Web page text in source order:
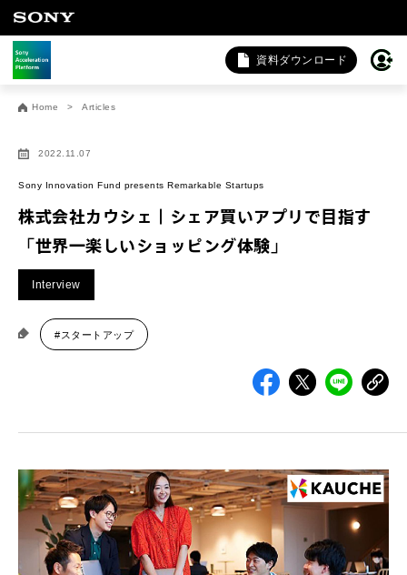
資料ダウンロード
Home Articles
2022.11.07
Sony Innovation Fund presents Remarkable Startups
株式会社カウシェ｜シェア買いアプリで目指す
「世界一楽しいショッピング体験」
Interview
#スタートアップ
お問い合わせ
法人向けサービスに関するご相談・お問い合わせは以下のボタ
法人お問い合わせ
FAQ&個人お問い合わせは以下のボタンからお願いします。
FAQ & 個人お問い合わせ